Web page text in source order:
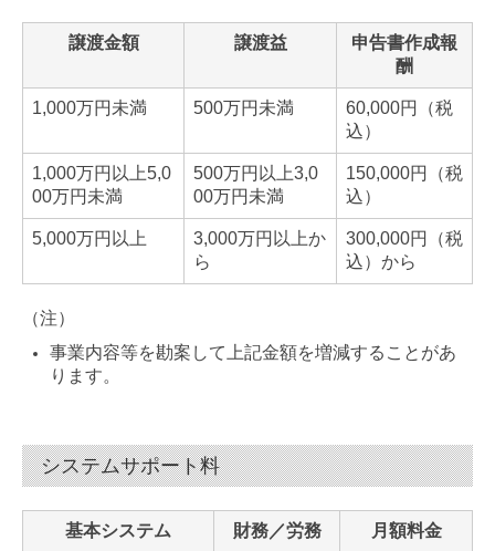
譲渡金額 譲渡益
申告書作成報
酬
1,000万円未満 500万円未満
60,000円（税
込）
1,000万円以上5,0
00万円未満
500万円以上3,0
00万円未満
150,000円（税
込）
5,000万円以上
3,000万円以上か
ら
300,000円（税
込）から
（注）
事業内容等を勘案して上記金額を増減することがあ
ります。
システムサポート料
基本システム 財務／労務 月額料金